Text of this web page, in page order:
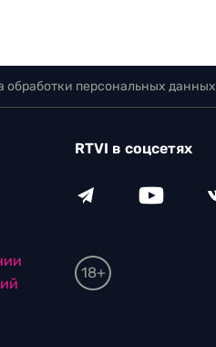
обработки персональных данных
RTVI в соцсетях
18+